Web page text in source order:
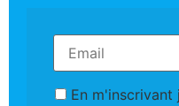
En